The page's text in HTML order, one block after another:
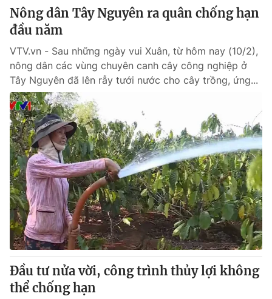
VTV4
VTV9 VTV8
Liên hệ tòa soạn
THỜI BÁO VTV
Theo dõi báo trên
Cơ quan chủ quản:Đài Truyền hình Việt Nam
Cơ quan báo chí:Thời báo VTV
Giấy phép hoạt động báo in và báo điện tử số 483/GP-BTTTT
cấp ngày 29/12/2023
Nông dân Tây Nguyên ra quân chống hạn
đầu năm
VTV.vn - Sau những ngày vui Xuân, từ hôm nay (10/2),
nông dân các vùng chuyên canh cây công nghiệp ở
Tây Nguyên đã lên rẫy tưới nước cho cây trồng, ứng...
Đầu tư nửa vời, công trình thủy lợi không
thể chống hạn